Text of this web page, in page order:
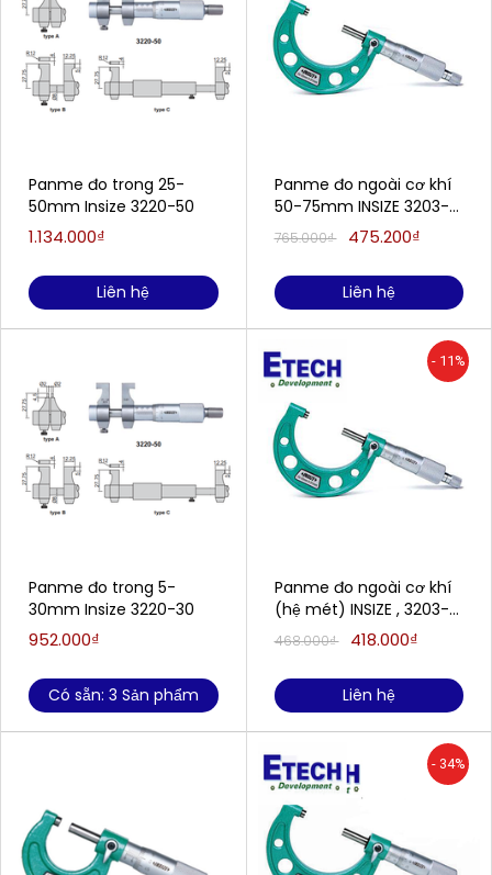
Panme đo trong 25-
50mm Insize 3220-50
1.134.000₫
Liên hệ
Panme đo trong 5-
30mm Insize 3220-30
952.000₫
Có sẵn: 3 Sản phẩm
Panme đo ngoài cơ khí
50-75mm INSIZE 3203-
75A
765.000₫ 475.200₫
Liên hệ
- 11%
Panme đo ngoài cơ khí
(hệ mét) INSIZE , 3203-
50A (25-50mm/0.01)
468.000₫ 418.000₫
Liên hệ
- 34%